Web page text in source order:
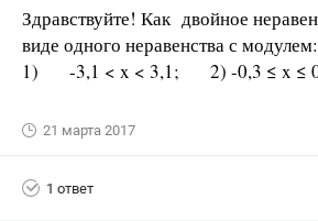
Здравствуйте! Как двойное
виде одного неравенства с модулем:
1) -3,1 < x < 3,1; 2) -0,3 ≤ x ≤
21 марта 2017
1 ответ